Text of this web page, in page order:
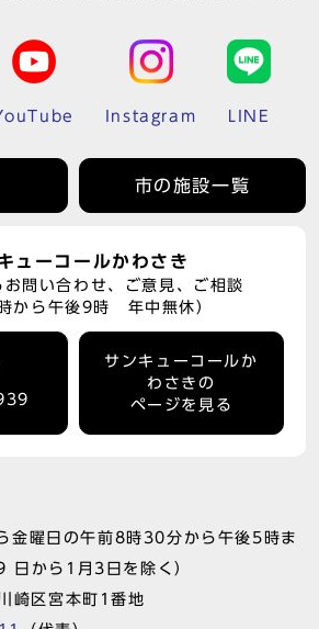
Instagram LINE
市の施設一覧
ューコールかわさき
問い合わせ、ご意見、ご相談
から午後9時 年中無休）
サンキューコールか
わさきの
ページを見る
金曜日の午前8時30分から午後5時ま
日から1月3日を除く）
崎区宮本町1番地